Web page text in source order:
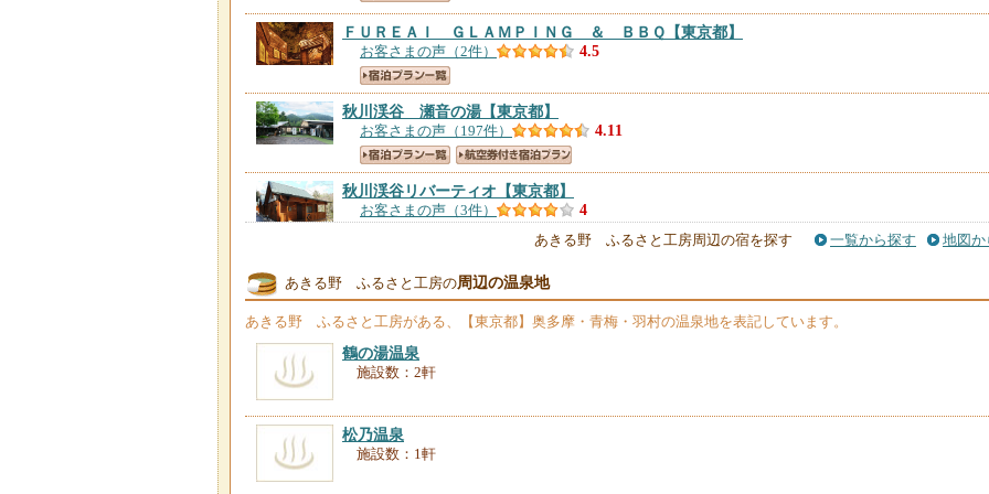
ＦＵＲＥＡＩ ＧＬＡＭＰＩＮＧ ＆ ＢＢＱ 【東京都】
お客さまの声（2件） 4.5
秋川渓谷 瀬音の湯【東京都】
お客さまの声（197件） 4.11
秋川渓谷リバーティオ 【東京都】
お客さまの声（3件） 4
戸倉城Ｐ２台１２時チェックアウト／民泊
お客さまの声（1件）
あきる野 ふるさと工房周辺の宿を探す 一覧から探す 地図か
あきる野 ふるさと工房の周辺の温泉地
あきる野 ふるさと工房がある、【東京都】奥多摩・青梅・羽村の温泉地を表記しています。
鶴の湯温泉
施設数：2軒
松乃温泉
施設数：1軒